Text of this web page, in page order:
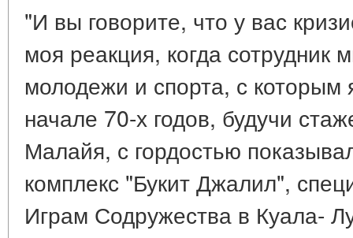
"И вы говорите, что у вас
моя реакция, когда сотрудник
молодежи и спорта, с
начале 70-х годов, будучи
Малайя, с гордостью
комплекс "Букит Джалил",
Играм Содружества в Куала-